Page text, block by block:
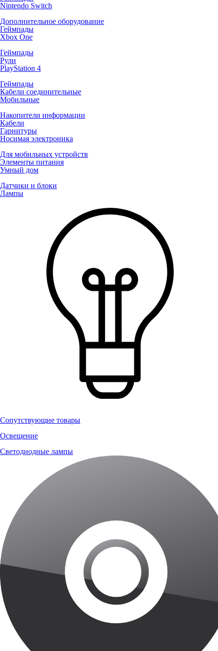
Nintendo Switch
Дополнительное оборудование
Геймпады
Xbox One
Геймпады
Рули
PlayStation 4
Геймпады
Кабели соединительные
Мобильные
Накопители информации
Кабели
Гарнитуры
Носимая электроника
Для мобильных устройств
Элементы питания
Умный дом
Датчики и блоки
Лампы
Сопутствующие товары
Освещение
Светодиодные лампы